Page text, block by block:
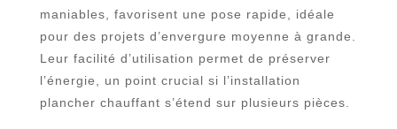
maniables, favorisent une pose rapide, idéale
pour des projets d’envergure moyenne à grande.
Leur facilité d’utilisation permet de préserver
l’énergie, un point crucial si l’installation
plancher chauffant s’étend sur plusieurs pièces.